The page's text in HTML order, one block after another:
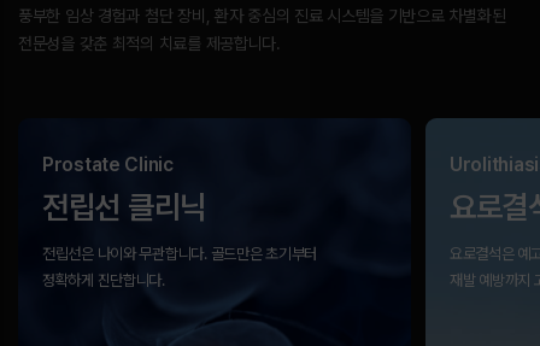
풍부한 임상 경험과 첨단 장비, 환자 중심의 진료 시스템을 기반으로 차별화된
전문성을 갖춘 최적의 치료를 제공합니다.
Prostate Clinic
전립선 클리닉
전립선은 나이와 무관합니다. 골드만은 초기부터
정확하게 진단합니다.
요로결
요로결석은 예
재발 예방까지